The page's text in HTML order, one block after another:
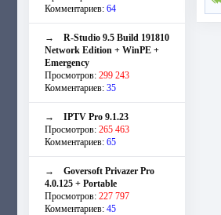
Комментариев: 64
→ R-Studio 9.5 Build 191810
Network Edition + WinPE +
Emergency
Просмотров: 299 243
Комментариев: 35
→ IPTV Pro 9.1.23
Просмотров: 265 463
Комментариев: 65
→ Goversoft Privazer Pro
4.0.125 + Portable
Просмотров: 227 797
Комментариев: 45